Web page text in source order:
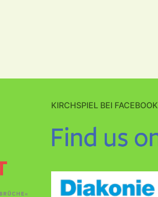
KIRCHSPIEL BEI FACEBOOK